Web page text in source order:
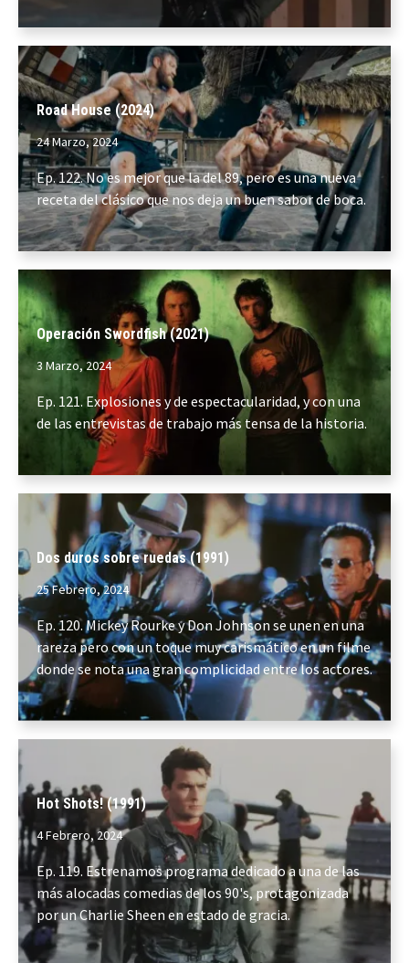
Road House (2024)
24 Marzo, 2024
Ep. 122. No es mejor que la del 89, pero es una nueva
receta del clásico que nos deja un buen sabor de boca.
Operación Swordfish (2021)
3 Marzo, 2024
Ep. 121. Explosiones y de espectacularidad, y con una
de las entrevistas de trabajo más tensa de la historia.
Dos duros sobre ruedas (1991)
25 Febrero, 2024
Ep. 120. Mickey Rourke y Don Johnson se unen en una
rareza pero con un toque muy carismático en un filme
donde se nota una gran complicidad entre los actores.
Hot Shots! (1991)
4 Febrero, 2024
Ep. 119. Estrenamos programa dedicado a una de las
más alocadas comedias de los 90's, protagonizada
por un Charlie Sheen en estado de gracia.